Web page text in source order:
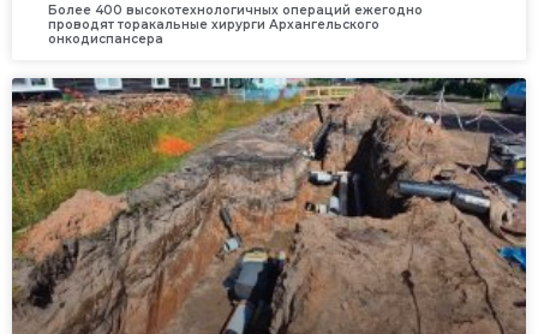
Более 400 высокотехнологичных операций ежегодно
проводят торакальные хирурги Архангельского
онкодиспансера